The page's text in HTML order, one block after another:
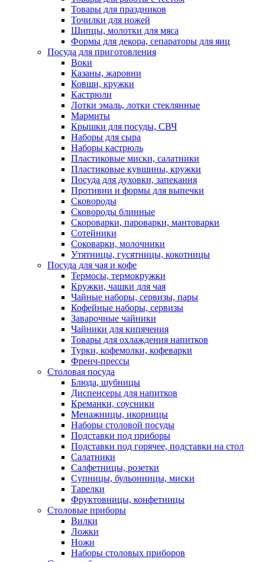
Товары для праздников
Точилки для ножей
Щипцы, молотки для мяса
Формы для декора, сепараторы для яиц
Посуда для приготовления
Воки
Казаны, жаровни
Ковши, кружки
Кастрюли
Лотки эмаль, лотки стеклянные
Мармиты
Крышки для посуды, СВЧ
Наборы для сыра
Наборы кастрюль
Пластиковые миски, салатники
Пластиковые кувшины, кружки
Посуда для духовки, запекания
Противни и формы для выпечки
Сковороды
Сковороды блинные
Скороварки, пароварки, мантоварки
Сотейники
Соковарки, молочники
Утятницы, гусятницы, кокотницы
Посуда для чая и кофе
Термосы, термокружки
Кружки, чашки для чая
Чайные наборы, сервизы, пары
Кофейные наборы, сервизы
Заварочные чайники
Чайники для кипячения
Товары для охлаждения напитков
Турки, кофемолки, кофеварки
Френч-прессы
Столовая посуда
Блюда, шубницы
Диспенсеры для напитков
Креманки, соусники
Менажницы, икорницы
Наборы столовой посуды
Подставки под приборы
Подставки под горячее, подставки на стол
Салатники
Салфетницы, розетки
Супницы, бульонницы, миски
Тарелки
Фруктовницы, конфетницы
Столовые приборы
Вилки
Ложки
Ножи
Наборы столовых приборов